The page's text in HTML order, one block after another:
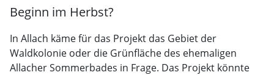
Beginn im Herbst?
In Allach käme für das Projekt das Gebiet der
Waldkolonie oder die Grünfläche des ehemaligen
Allacher Sommerbades in Frage. Das Projekt könnte